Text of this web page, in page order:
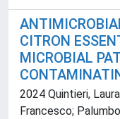
CITRON
MICROBIAL
2024 Quintieri,
Francesco;